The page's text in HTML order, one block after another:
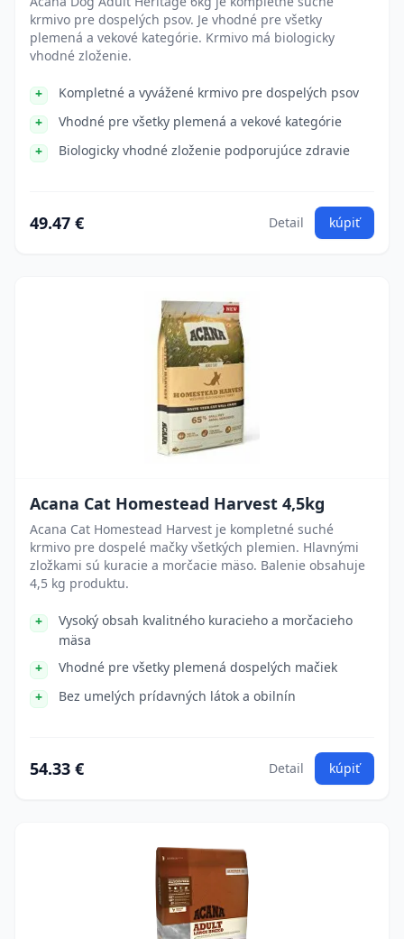
krmivo pre dospelých psov. Je vhodné pre všetky
plemená a vekové kategórie. Krmivo má biologicky
vhodné zloženie.
Kompletné a vyvážené krmivo pre dospelých psov
Vhodné pre všetky plemená a vekové kategórie
Biologicky vhodné zloženie podporujúce zdravie
49.47 € Detail kúpiť
Acana Cat Homestead Harvest 4,5kg
Acana Cat Homestead Harvest je kompletné suché
krmivo pre dospelé mačky všetkých plemien. Hlavnými
zložkami sú kuracie a morčacie mäso. Balenie obsahuje
4,5 kg produktu.
Vysoký obsah kvalitného kuracieho a morčacieho
mäsa
Vhodné pre všetky plemená dospelých mačiek
Bez umelých prídavných látok a obilnín
54.33 € Detail kúpiť